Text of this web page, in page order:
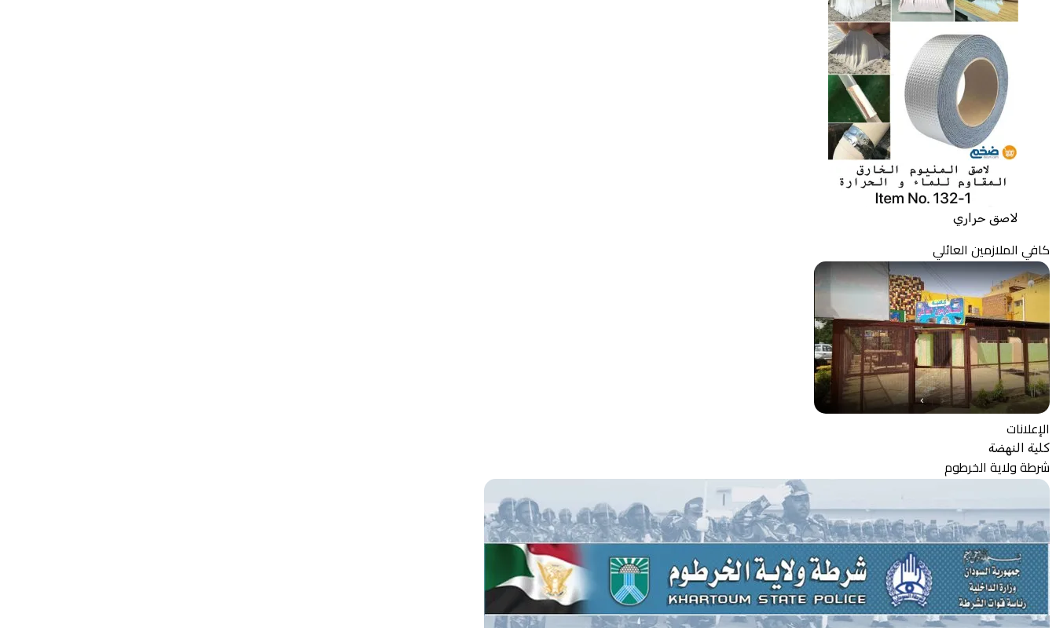
لاصق حراري
كافي الملازمين العائلي
الإعلانات
كلية النهضة
شرطة ولاية الخرطوم